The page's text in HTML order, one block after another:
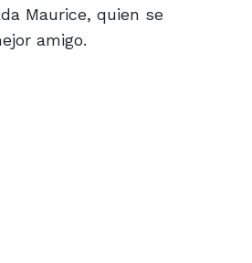
Maurice, quien se
amigo.